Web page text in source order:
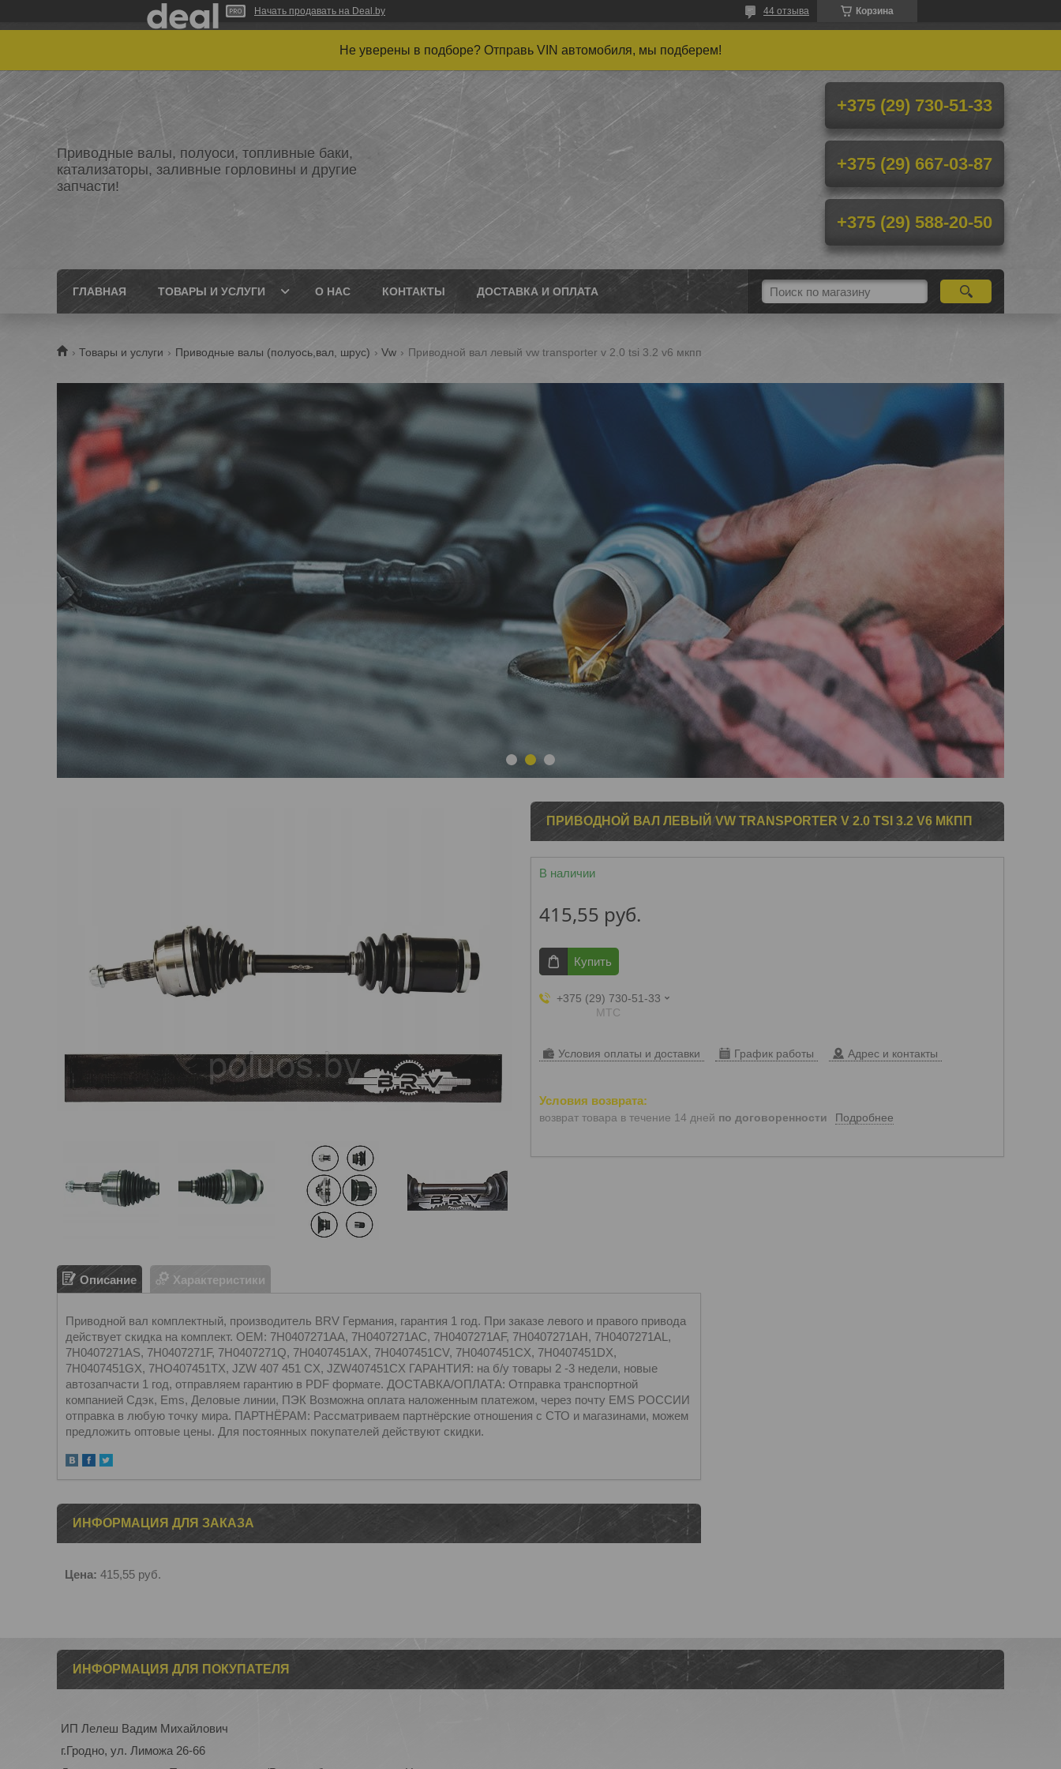
Начать продавать на Deal.by Корзина
44 отзыва
Не уверены в подборе? Отправь VIN автомобиля, мы подберем!
Приводные валы, полуоси, топливные баки,
катализаторы, заливные горловины и другие
запчасти!
+375 (29) 730-51-33
+375 (29) 667-03-87
+375 (29) 588-20-50
ГЛАВНАЯ ТОВАРЫ И УСЛУГИ О НАС КОНТАКТЫ ДОСТАВКА И ОПЛАТА
Товары и услуги Приводные валы (полуось,вал, шрус) Vw Приводной вал левый vw transporter v 2.0 tsi 3.2 v6 мкпп
ПРИВОДНОЙ ВАЛ ЛЕВЫЙ VW TRANSPORTER V 2.0 TSI 3.2 V6 МКПП
В наличии
415,55 руб.
Купить
+375 (29) 730-51-33
МТС
Условия оплаты и доставки График работы Адрес и контакты
возврат товара в течение 14 дней по договоренности Подробнее
Описание Характеристики
Приводной вал комплектный, производитель BRV Германия, гарантия 1 год. При заказе левого и правого привода
действует скидка на комплект. OEM: 7H0407271AA, 7H0407271AC, 7H0407271AF, 7H0407271AH, 7H0407271AL,
7H0407271AS, 7H0407271F, 7H0407271Q, 7H0407451AX, 7H0407451CV, 7H0407451CX, 7H0407451DX,
7H0407451GX, 7HO407451TX, JZW 407 451 CX, JZW407451CX ГАРАНТИЯ: на б/у товары 2 -3 недели, новые
автозапчасти 1 год, отправляем гарантию в PDF формате. ДОСТАВКА/ОПЛАТА: Отправка транспортной
компанией Сдэк, Ems, Деловые линии, ПЭК Возможна оплата наложенным платежом, через почту EMS РОССИИ
отправка в любую точку мира. ПАРТНЁРАМ: Рассматриваем партнёрские отношения с СТО и магазинами, можем
предложить оптовые цены. Для постоянных покупателей действуют скидки.
ИНФОРМАЦИЯ ДЛЯ ЗАКАЗА
Цена: 415,55 руб.
ИНФОРМАЦИЯ ДЛЯ ПОКУПАТЕЛЯ
ИП Лелеш Вадим Михайлович
г.Гродно, ул. Лиможа 26-66